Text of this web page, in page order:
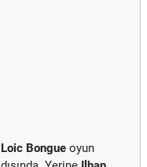
Loic Bongue oyun